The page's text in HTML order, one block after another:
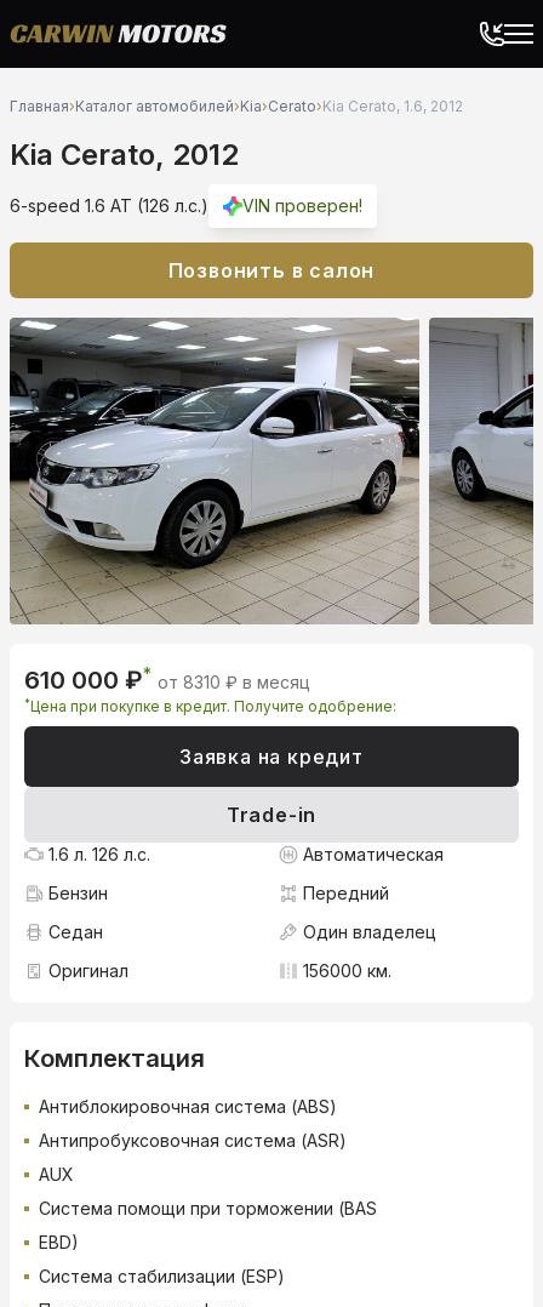
Главная›Каталог автомобилей›Kia›Cerato›Kia Cerato, 1.6, 2012
Kia Cerato, 2012
6-speed 1.6 AT (126 л.с.) VIN проверен!
Позвонить в салон
610 000 ₽* от 8310 ₽ в месяц
*Цена при покупке в кредит. Получите одобрение:
Заявка на кредит
Trade-in
1.6 л. 126 л.с.
Автоматическая
Бензин
Передний
Седан
Один владелец
Оригинал
156000 км.
Комплектация
Антиблокировочная система (ABS)
Антипробуксовочная система (ASR)
AUX
Система помощи при торможении (BAS
EBD)
Система стабилизации (ESP)